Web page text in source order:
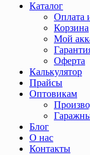
Каталог
Оплата
Корзина
Мой
Оферта
Калькулятор
Прайсы
Оптовикам
Блог
О нас
Контакты